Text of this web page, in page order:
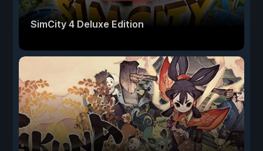
SimCity 4 Deluxe Edition